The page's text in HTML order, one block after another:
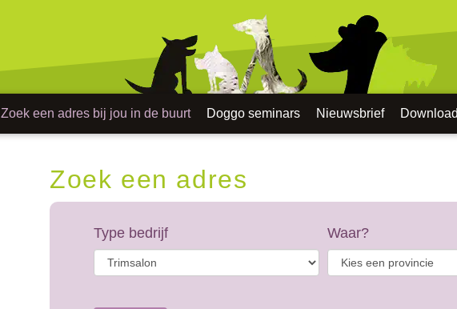
Zoek een adres bij jou in de buurt Doggo seminars Nieuwsbrief
Zoek een adres
Type bedrijf Waar?